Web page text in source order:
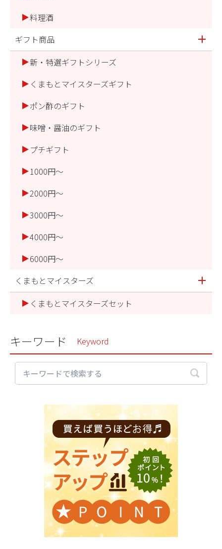
料理酒
ギフト商品
新・特選ギフトシリーズ
くまもとマイスターズギフト
ポン酢のギフト
味噌・醤油のギフト
プチギフト
1000円～
2000円～
3000円～
4000円～
6000円～
くまもとマイスターズ
くまもとマイスターズセット
キーワード Keyword